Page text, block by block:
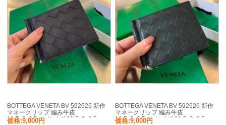
BOTTEGA VENETA BV 592626 新作
マネークリップ 編み牛皮
11.5x9x0.5cm サイズ:11.5x9x0.5cm
価格:9,000円
BOTTEGA VENETA BV 592626 新作
マネークリップ 編み牛皮
11.5x9x0.5cm サイズ:11.5x9x0.5cm
価格:9,000円